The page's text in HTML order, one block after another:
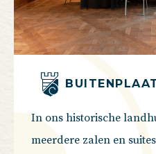
In ons historische
meerdere zalen en